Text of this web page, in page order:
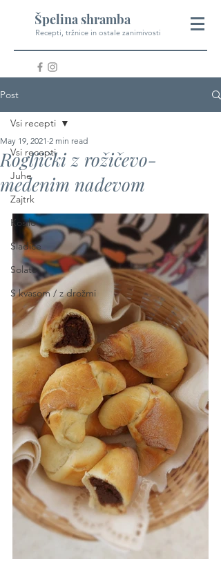
Špelina shramba
Recepti, tržnice in ostale zanimivosti
Post
Vsi recepti
Juhe
Zajtrk
Kosilo
Sladice
Solate
S kvasom / z drožmi
Vsi recepti
Rogljički z rožičevo-
medenim nadevom
May 19, 2021 2 min read